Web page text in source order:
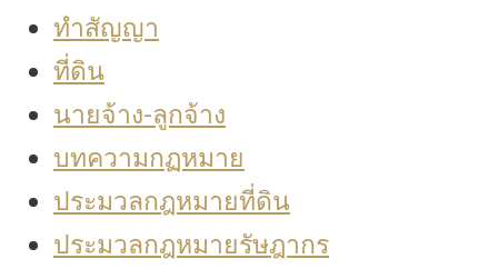
ทำสัญญา
ที่ดิน
นายจ้าง-ลูกจ้าง
บทความกฏหมาย
ประมวลกฎหมายที่ดิน
ประมวลกฎหมายรัษฎากร